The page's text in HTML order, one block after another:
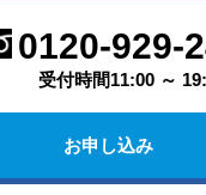
退勤やスケジュールの
人の出入りもありますの
契約するよりも、まと
用できます。 会社用の
0120-929-
受付時間11:00 ～
お申し込み